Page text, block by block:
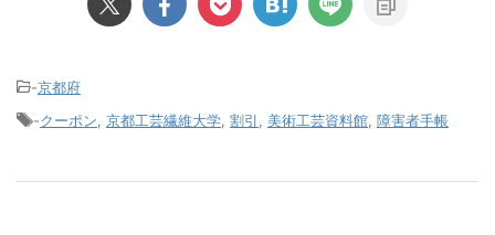
-京都府
-クーポン 京都工芸繊維大学 割引 美術工芸資料館 障害者手帳